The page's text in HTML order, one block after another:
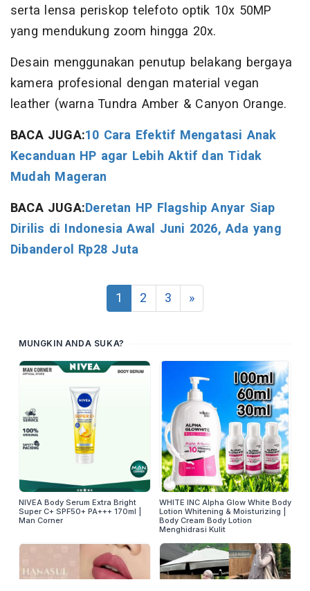
serta lensa periskop telefoto optik 10x 50MP
yang mendukung zoom hingga 20x.
Desain menggunakan penutup belakang bergaya
kamera profesional dengan material vegan
leather (warna Tundra Amber & Canyon Orange.
BACA JUGA:10 Cara Efektif Mengatasi Anak
Kecanduan HP agar Lebih Aktif dan Tidak
Mudah Mageran
BACA JUGA:Deretan HP Flagship Anyar Siap
Dirilis di Indonesia Awal Juni 2026, Ada yang
Dibanderol Rp28 Juta
1 2 3 »